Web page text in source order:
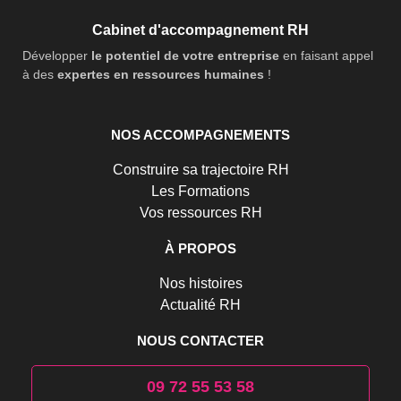
Cabinet d'accompagnement RH
Développer le potentiel de votre entreprise en faisant appel
à des expertes en ressources humaines !
NOS ACCOMPAGNEMENTS
Construire sa trajectoire RH
Les Formations
Vos ressources RH
À PROPOS
Nos histoires
Actualité RH
NOUS CONTACTER
09 72 55 53 58